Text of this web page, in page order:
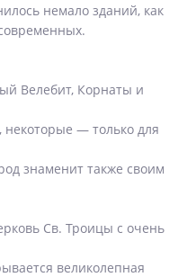
немало зданий, как
Велебит, Корнаты и
— только для
знаменит также своим
Св. Троицы с очень
великолепная